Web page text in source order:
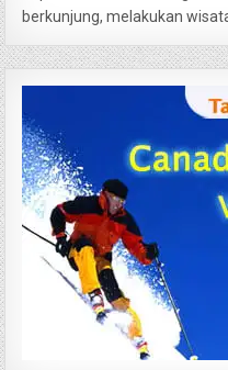
berkunjung, melakukan